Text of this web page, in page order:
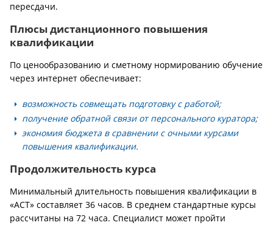
пересдачи.
Плюсы дистанционного повышения
квалификации
По ценообразованию и сметному нормированию обучение
через интернет обеспечивает:
возможность совмещать подготовку с работой;
получение обратной связи от персонального куратора;
экономия бюджета в сравнении с очными курсами
повышения квалификации.
Продолжительность курса
Минимальный длительность повышения квалификации в
«АСТ» составляет 36 часов. В среднем стандартные курсы
рассчитаны на 72 часа. Специалист может пройти